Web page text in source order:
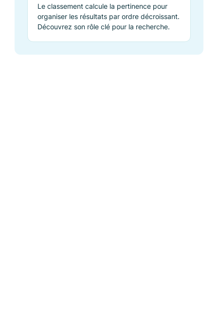
Le classement calcule la pertinence pour
organiser les résultats par ordre décroissant.
Découvrez son rôle clé pour la recherche.